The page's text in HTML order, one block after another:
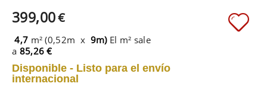
399,00€
4,7 m² (0,52m x 9m) El m² sale
a 85,26 €
Disponible - Listo para el envío
internacional